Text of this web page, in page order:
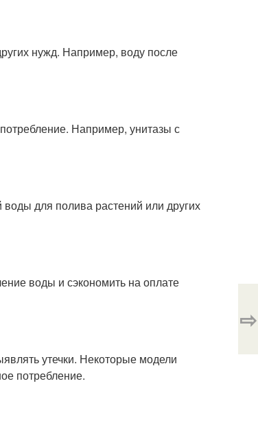
нужд. Например, воду после
Например, унитазы с
для полива растений или других
воды и сэкономить на оплате
утечки. Некоторые модели
потребление.
⇨